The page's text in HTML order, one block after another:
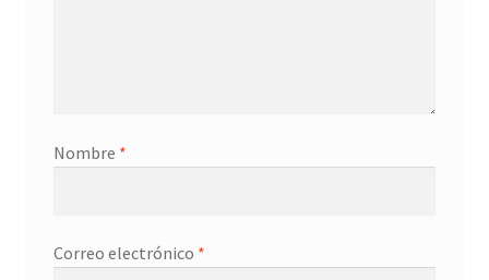
Nombre *
Correo electrónico *